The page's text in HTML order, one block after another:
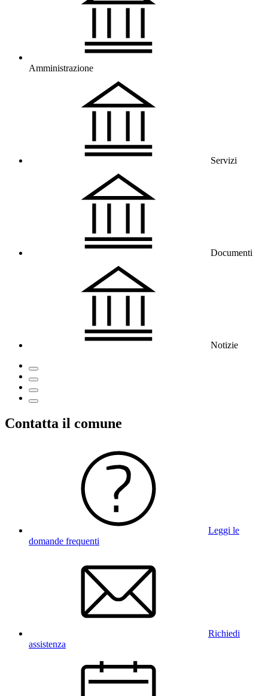
Amministrazione
Servizi
Documenti
Notizie
Contatta il comune
Leggi le
domande frequenti
Richiedi
assistenza